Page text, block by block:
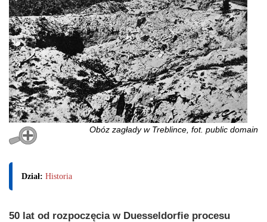
Obóz zagłady w Treblince, fot. public domain
Dział: Historia
50 lat od rozpoczęcia w Duesseldorfie procesu